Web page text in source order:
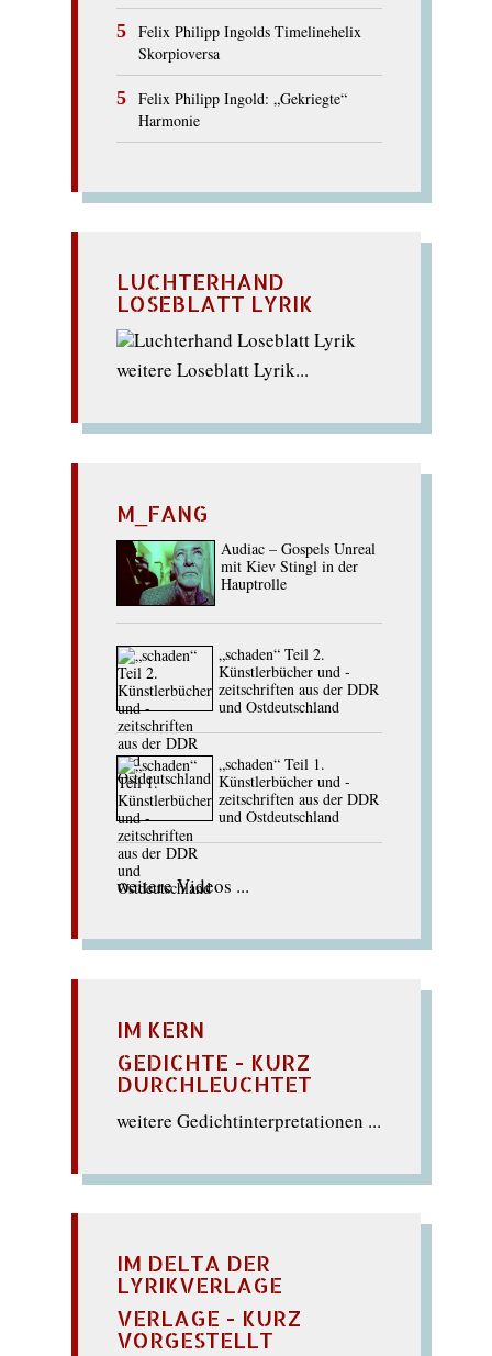
Felix Philipp Ingolds Timelinehelix
Skorpioversa
Felix Philipp Ingold: „Gekriegte“
Harmonie
LUCHTERHAND
LOSEBLATT LYRIK
weitere Loseblatt Lyrik...
M_FANG
Audiac – Gospels Unreal
mit Kiev Stingl in der
Hauptrolle
„schaden“ Teil 2.
Künstlerbücher und -
zeitschriften aus der DDR
und Ostdeutschland
„schaden“ Teil 1.
Künstlerbücher und -
zeitschriften aus der DDR
und Ostdeutschland
weitere Videos ...
IM KERN
GEDICHTE - KURZ
DURCHLEUCHTET
weitere Gedichtinterpretationen ...
IM DELTA DER
LYRIKVERLAGE
VERLAGE - KURZ
VORGESTELLT